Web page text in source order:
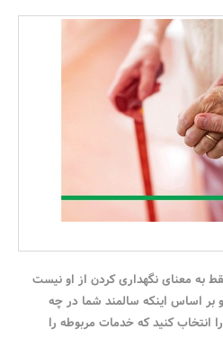
بانک، بیمه و سرمایه
مسکن و ساختمان
به معنای نگهداری کردن از او نیست
بر اساس اینکه سالمند شما در چه
انتخاب کنید که خدمات مربوطه را